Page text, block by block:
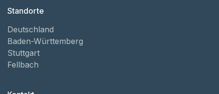
Standorte
Deutschland
Baden-Württemberg
Stuttgart
Fellbach